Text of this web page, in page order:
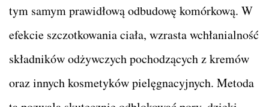
tym samym prawidłową odbudowę komórkową. W
efekcie szczotkowania ciała, wzrasta wchłanialność
składników odżywczych pochodzących z kremów
oraz innych kosmetyków pielęgnacyjnych. Metoda